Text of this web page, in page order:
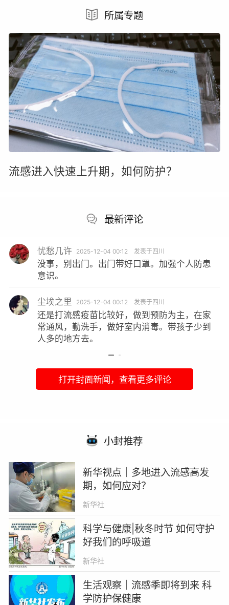
所属专题
流感进入快速上升期，如何防护？
最新评论
忧愁几许 2025-12-04 00:12 发表于四川
没事，别出门。出门带好口罩。加强个人防患
意识。
尘埃之里 2025-12-04 00:12 发表于四川
还是打流感疫苗比较好，做到预防为主，在家
常通风，勤洗手，做好室内消毒。带孩子少到
人多的地方去。
打开封面新闻，查看更多评论
小封推荐
新华视点｜多地进入流感高发
期，如何应对？
新华社
科学与健康|秋冬时节 如何守护
好我们的呼吸道
新华社
生活观察｜流感季即将到来 科
学防护保健康